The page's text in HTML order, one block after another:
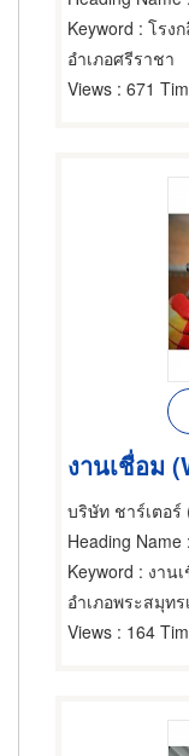
Keyword : โรง
อำเภอศรีราชา
Views : 671
งานเชื่อม
บริษัท ชาร์เตอร์
Heading Name
Keyword : งาน
อำเภอพระสมุทร
Views : 164